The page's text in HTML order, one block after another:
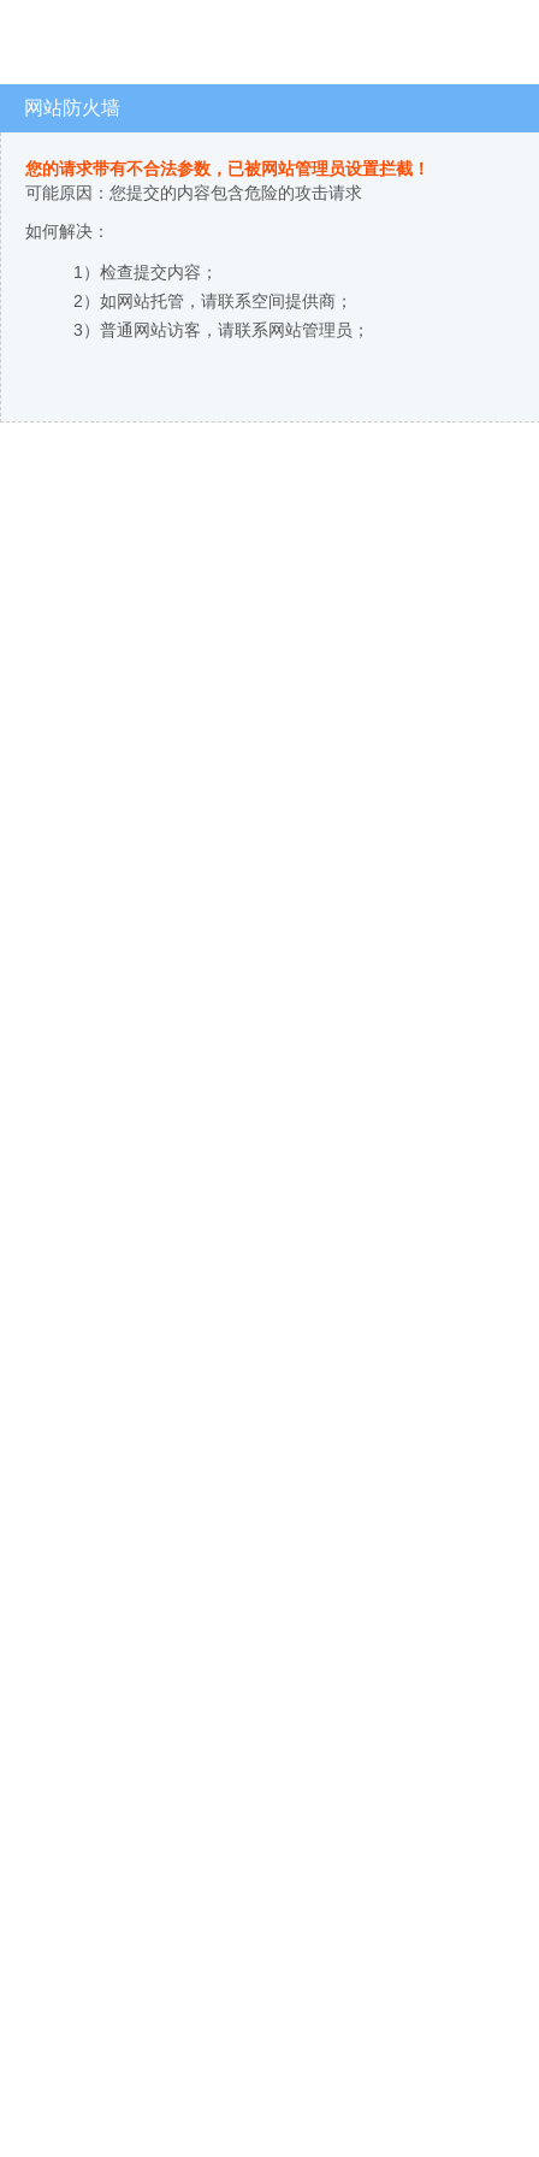
网站防火墙
您的请求带有不合法参数，已被网站管理员设置拦截！
可能原因：您提交的内容包含危险的攻击请求
如何解决：
1）检查提交内容；
2）如网站托管，请联系空间提供商；
3）普通网站访客，请联系网站管理员；